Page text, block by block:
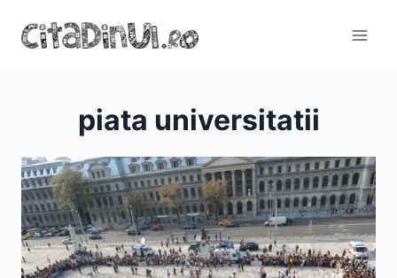
piata universitatii